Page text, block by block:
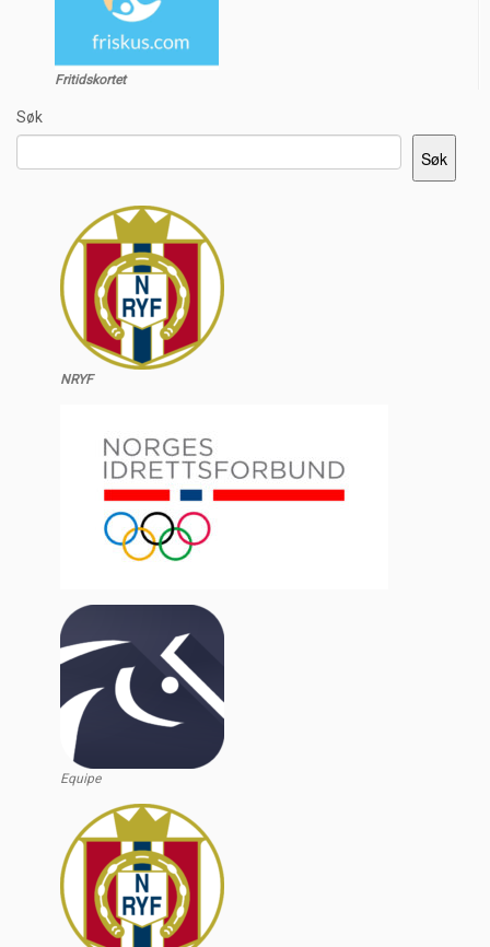
Fritidskortet
Søk
Søk
NRYF
Equipe